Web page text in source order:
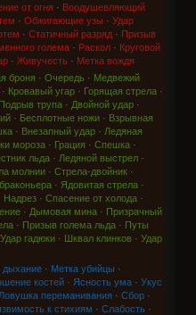
от огня· Воодушевляющий
· Обжигающие узы · Удар
· Статичный разряд· Призыв
голема· Раскол· Круговой
· Живучесть· Метка вождя
броня · Очередь · Медвежий
Кровавый угар· Горящая стрела·
Подрыв трупа· Двойной удар·
· Бесплотные ножи· Взрывная
· Внезапный удар· Ледяная
мороза· Грация · Спешка·
льда· Ледяной выстрел·
молнии· Стрела-двойник·
· Ядовитая стрела·
Надрез· Спасение от холода·
· Дымовая мина· Призрачный
· Призыв голема льда· Путы
Удар гадюки· Шквал клинков· Удар
дыхание· Метка убийцы ·
костей· Ясность ума· Укус
Ловушка переманивания· Сбор·
к стихиям · Слабость·